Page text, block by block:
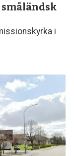
i